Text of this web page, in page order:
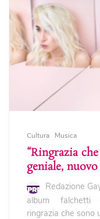
Cultura Musica
“Ringrazia
geniale,
Redazione
album
falchetti
ringrazia che sono